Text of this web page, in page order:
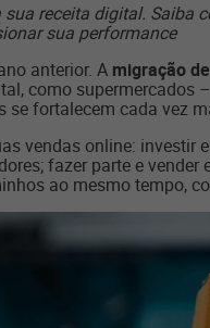
receita digital.
sua performance
anterior. A migração
como
se fortalecem cada vez
vendas online:
fazer parte e
ao mesmo tempo,